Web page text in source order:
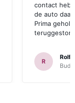
contact
de auto
Prima
R
Rolf